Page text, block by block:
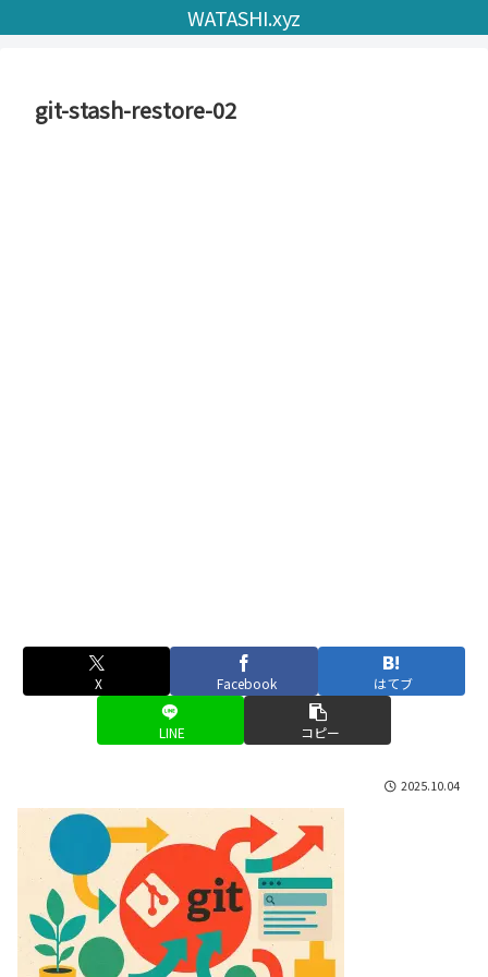
WATASHI.xyz
git-stash-restore-02
X Facebook はてブ
LINE コピー
2025.10.04